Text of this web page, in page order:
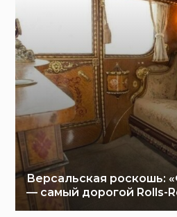
Версальская роскошь:
— самый дорогой Rolls-